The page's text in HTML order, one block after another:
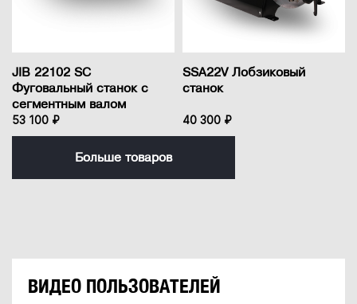
JIB 22102 SC
Фуговальный станок с
сегментным валом
53 100 ₽
SSA22V Лобзиковый
станок
40 300 ₽
Больше товаров
ВИДЕО ПОЛЬЗОВАТЕЛЕЙ